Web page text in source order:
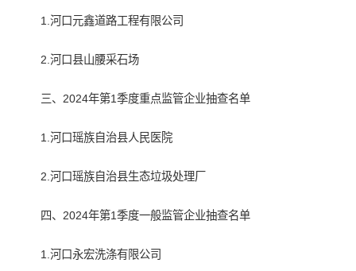
1.河口元鑫道路工程有限公司
2.河口县山腰采石场
三、2024年第1季度重点监管企业抽查名单
1.河口瑶族自治县人民医院
2.河口瑶族自治县生态垃圾处理厂
四、2024年第1季度一般监管企业抽查名单
1.河口永宏洗涤有限公司